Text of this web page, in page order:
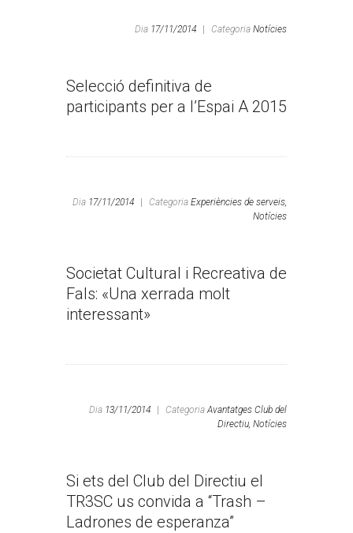
Dia 17/11/2014 Categoria Notícies
Selecció definitiva de
participants per a l’Espai A 2015
Dia 17/11/2014 Categoria Experiències de serveis,
Notícies
Societat Cultural i Recreativa de
Fals: «Una xerrada molt
interessant»
Dia 13/11/2014 CategoriaAvantatges Club del
Directiu, Notícies
Si ets del Club del Directiu el
TR3SC us convida a “Trash –
Ladrones de esperanza”